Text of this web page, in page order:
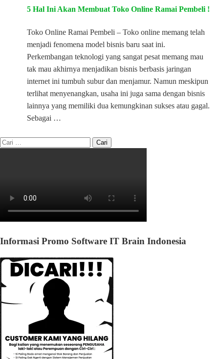
5 Hal Ini Akan Membuat Toko Online Ramai Pembeli !
Toko Online Ramai Pembeli – Toko online memang telah
menjadi fenomena model bisnis baru saat ini.
Perkembangan teknologi yang sangat pesat memang mau
tak mau akhirnya menjadikan bisnis berbasis jaringan
internet ini tumbuh subur dan menjamur. Namun meskipun
terlihat menyenangkan, usaha ini juga sama dengan bisnis
lainnya yang memiliki dua kemungkinan sukses atau gagal.
Sebagai …
Informasi Promo Software IT Brain Indonesia